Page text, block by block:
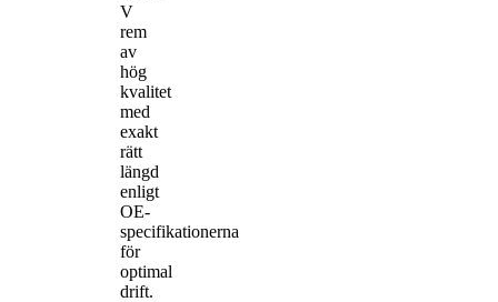
V
rem
av
hög
kvalitet
med
exakt
rätt
längd
enligt
OE-
specifikationerna
för
optimal
drift.